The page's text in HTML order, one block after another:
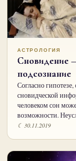
АСТРОЛОГИЯ
Сновидение
подсознание
Согласно
сновидческой
человеком сон
возможности.
☾ 30.11.2019